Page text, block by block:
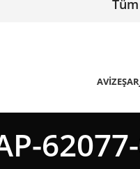
AVIZE